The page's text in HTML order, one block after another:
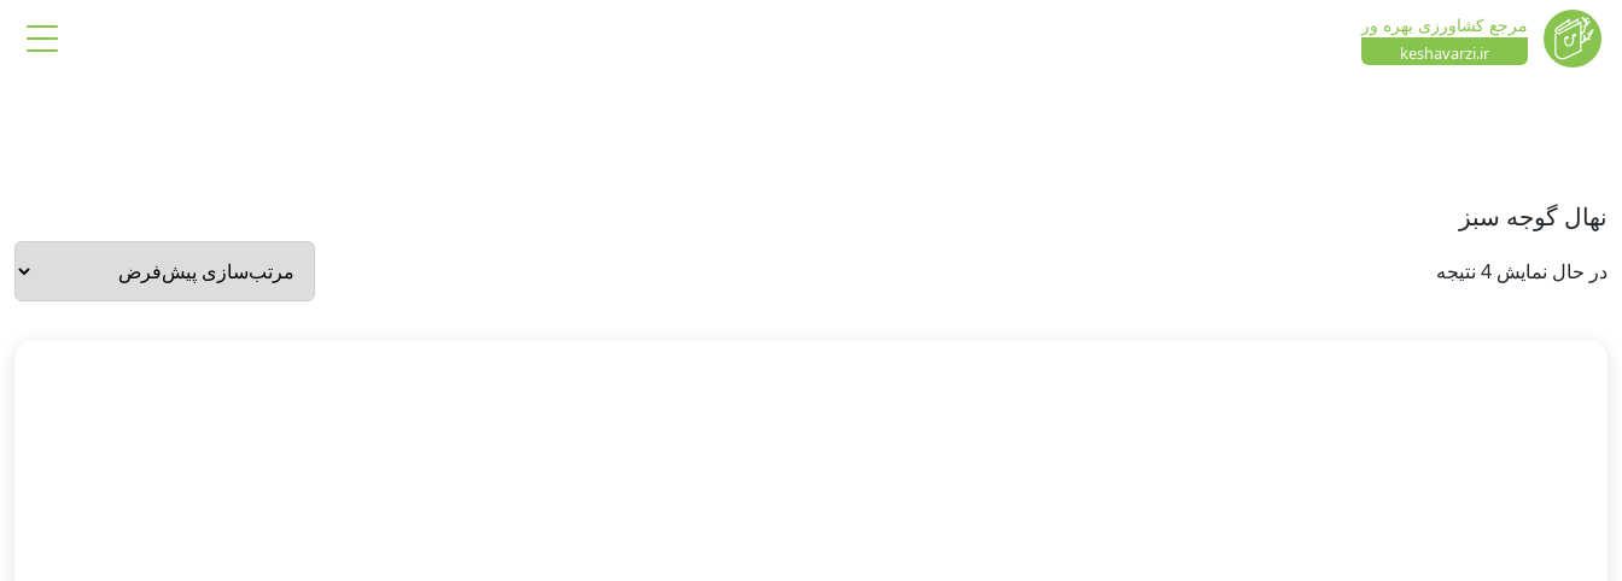
مرجع کشاورزی بهره ور
keshavarzi.ir
نهال گوجه سبز
در حال نمایش 4 نتیجه